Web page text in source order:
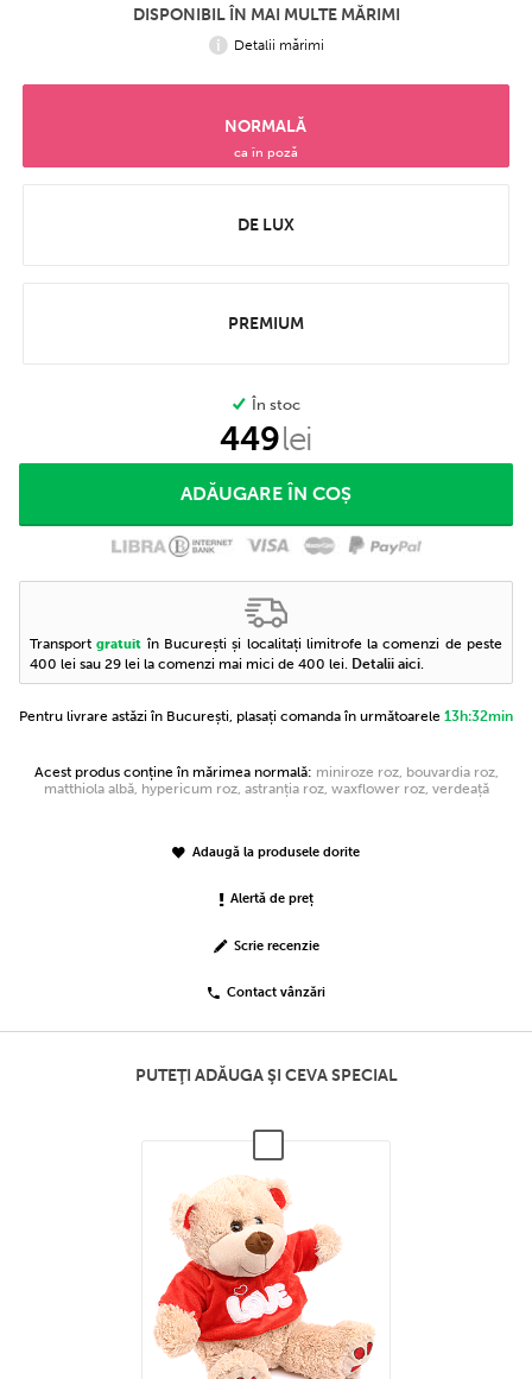
DISPONIBIL ÎN MAI MULTE MĂRIMI
Detalii mărimi
NORMALĂ
ca în poză
DE LUX
PREMIUM
În stoc
449lei
Transportgratuit în București și localitați limitrofe la comenzi de peste
400 lei sau 29 lei la comenzi mai mici de 400 lei. Detalii aici.
Pentru livrare astăzi în București, plasați comanda în următoarele 13h:32min
Acest produs conține în mărimea normală: miniroze roz, bouvardia roz,
matthiola albă, hypericum roz, astranția roz, waxflower roz, verdeață
Adaugă la produsele dorite
Alertă de preț
Scrie recenzie
Contact vânzări
PUTEŢI ADĂUGA ŞI CEVA SPECIAL